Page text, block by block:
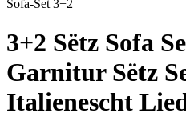
Sofa-Set 3+2
3+2 Sëtz Sofa
Garnitur Sëtz
Italienescht